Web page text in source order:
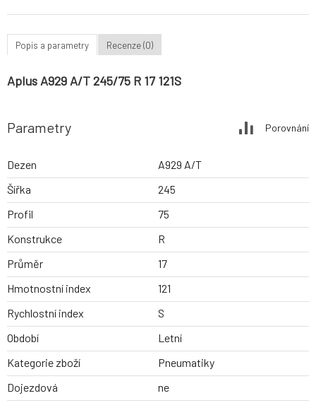
Popis a parametry Recenze (0)
Aplus A929 A/T 245/75 R 17 121S
Parametry Porovnání
Dezen
A929 A/T
Šířka
245
Profil
75
Konstrukce
R
Průměr
17
Hmotnostní index
121
Rychlostní index
S
Období
Letní
Kategorie zboží
Pneumatiky
Dojezdová
ne